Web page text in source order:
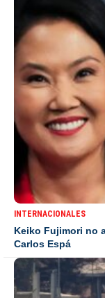
INTERNACIONALES
Keiko Fujimori no
Carlos Espá